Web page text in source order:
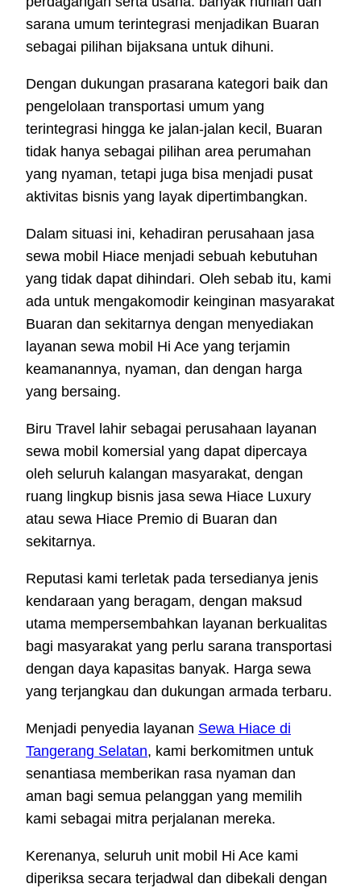
sarana umum terintegrasi menjadikan Buaran
sebagai pilihan bijaksana untuk dihuni.
Dengan dukungan prasarana kategori baik dan
pengelolaan transportasi umum yang
terintegrasi hingga ke jalan-jalan kecil, Buaran
tidak hanya sebagai pilihan area perumahan
yang nyaman, tetapi juga bisa menjadi pusat
aktivitas bisnis yang layak dipertimbangkan.
Dalam situasi ini, kehadiran perusahaan jasa
sewa mobil Hiace menjadi sebuah kebutuhan
yang tidak dapat dihindari. Oleh sebab itu, kami
ada untuk mengakomodir keinginan masyarakat
Buaran dan sekitarnya dengan menyediakan
layanan sewa mobil Hi Ace yang terjamin
keamanannya, nyaman, dan dengan harga
yang bersaing.
Biru Travel lahir sebagai perusahaan layanan
sewa mobil komersial yang dapat dipercaya
oleh seluruh kalangan masyarakat, dengan
ruang lingkup bisnis jasa sewa Hiace Luxury
atau sewa Hiace Premio di Buaran dan
sekitarnya.
Reputasi kami terletak pada tersedianya jenis
kendaraan yang beragam, dengan maksud
utama mempersembahkan layanan berkualitas
bagi masyarakat yang perlu sarana transportasi
dengan daya kapasitas banyak. Harga sewa
yang terjangkau dan dukungan armada terbaru.
Menjadi penyedia layanan Sewa Hiace di
Tangerang Selatan, kami berkomitmen untuk
senantiasa memberikan rasa nyaman dan
aman bagi semua pelanggan yang memilih
kami sebagai mitra perjalanan mereka.
Kerenanya, seluruh unit mobil Hi Ace kami
diperiksa secara terjadwal dan dibekali dengan